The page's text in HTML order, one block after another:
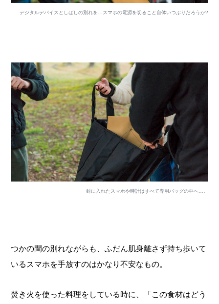
デジタルデバイスとしばしの別れを…スマホの電源を切ること自体いつぶりだろうか?
封に入れたスマホや時計はすべて専用バッグの中へ…。
つかの間の別れながらも、ふだん肌身離さず持ち歩いて
いるスマホを手放すのはかなり不安なもの。
焚き火を使った料理をしている時に、「この食材はどう